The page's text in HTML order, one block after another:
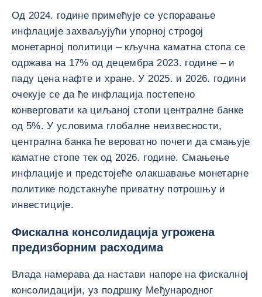
Од 2024. године примећује се успоравање
инфлације захваљујући упорној строgoј
монетарној политици – кључна каматна стопа се
одржава на 17% од децембра 2023. године – и
паду цена нафте и хране. У 2025. и 2026. години
очекује се да ће инфлација постепено
конверговати ка циљаној стопи централне банке
од 5%. У условима глобалне неизвесности,
централна банка ће вероватно почети да смањује
каматне стопе тек од 2026. године. Смањење
инфлације и предстојеће олакшавање монетарне
политике подстакнуће приватну потрошњу и
инвестиције.
Фискална консолидација угрожена
предизборним расходима
Влада намерава да настави напоре на фискалној
консолидацији, уз подршку Међународног